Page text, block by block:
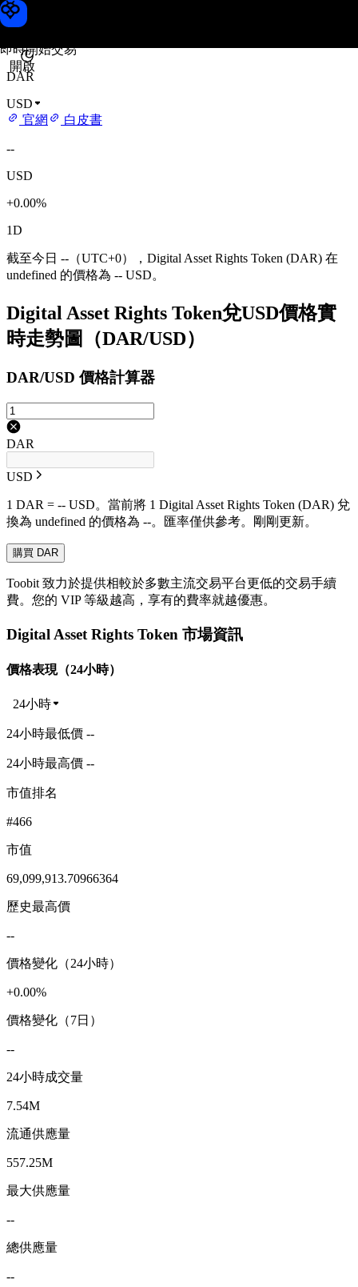
即時開始交易
開啟
Digital Asset Rights Token 價格
DAR
USD
官網
白皮書
--
USD
+0.00%
1D
截至今日 --（UTC+0），Digital Asset Rights Token (DAR) 在
undefined 的價格為 -- USD。
Digital Asset Rights Token兌USD價格實
時走勢圖（DAR/USD）
DAR/USD 價格計算器
DAR
USD
1 DAR = -- USD。當前將 1 Digital Asset Rights Token (DAR) 兌
換為 undefined 的價格為 --。匯率僅供參考。剛剛更新。
購買 DAR
Toobit 致力於提供相較於多數主流交易平台更低的交易手續
費。您的 VIP 等級越高，享有的費率就越優惠。
Digital Asset Rights Token 市場資訊
價格表現（24小時）
24小時
24小時最低價 --
24小時最高價 --
市值排名
#466
市值
69,099,913.70966364
歷史最高價
--
價格變化（24小時）
+0.00%
價格變化（7日）
--
24小時成交量
7.54M
流通供應量
557.25M
最大供應量
--
總供應量
--